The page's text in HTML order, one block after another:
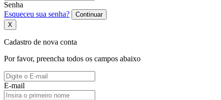
Senha
Esqueceu sua senha?
Continuar
X
Cadastro de nova conta
Por favor, preencha todos os campos abaixo
E-mail